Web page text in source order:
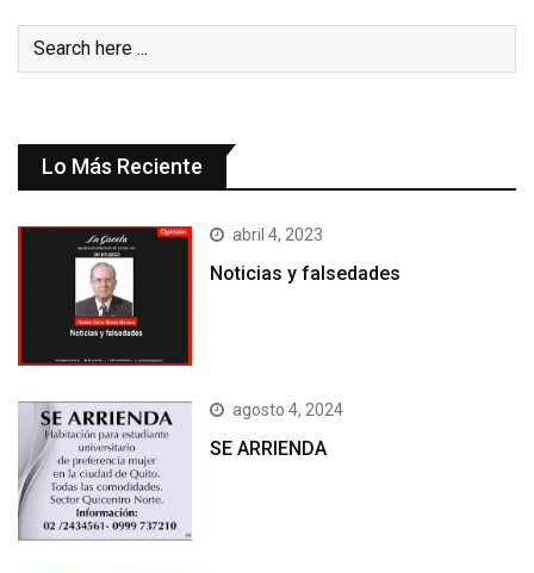
Lo Más Reciente
abril 4, 2023
Noticias y falsedades
agosto 4, 2024
SE ARRIENDA